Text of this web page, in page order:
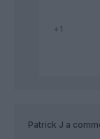
+1
Patrick J a